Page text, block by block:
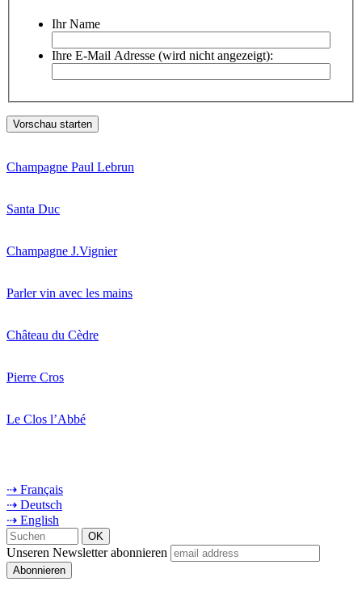
Ihr Name
Ihre E-Mail Adresse (wird nicht angezeigt):
Champagne Paul Lebrun
Santa Duc
Champagne J.Vignier
Parler vin avec les mains
Château du Cèdre
Pierre Cros
Le Clos l’Abbé
⇢ Français
⇢ Deutsch
⇢ English
Unseren Newsletter abonnieren